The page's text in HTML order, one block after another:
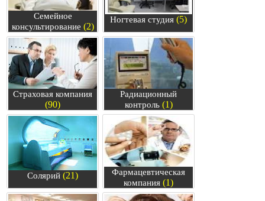
Семейное
консультирование (2)
Ногтевая студия (5)
Страховая компания
(90)
Радиационный
контроль(1)
Солярий (21)
Фармацевтическая
компания (1)